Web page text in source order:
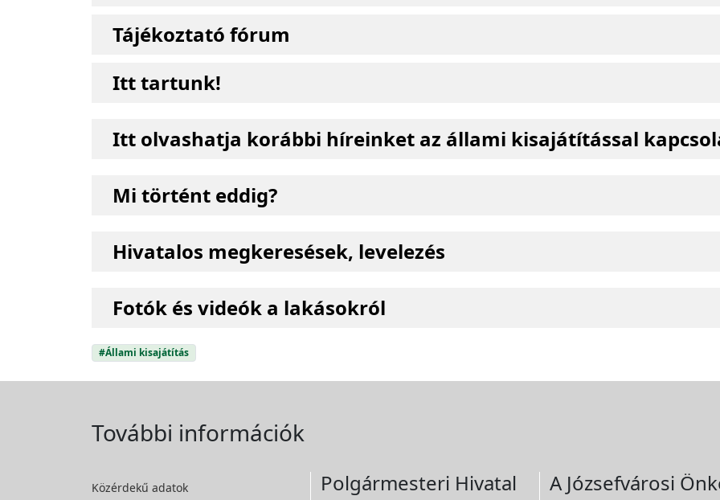
Tájékoztató fórum
Itt tartunk!
Itt olvashatja korábbi híreinket az állami kisajátítással
Mi történt eddig?
Hivatalos megkeresések, levelezés
Fotók és videók a lakásokról
#Állami kisajátítás
További információk
Közérdekű adatok Polgármesteri Hivatal A Józsefvárosi